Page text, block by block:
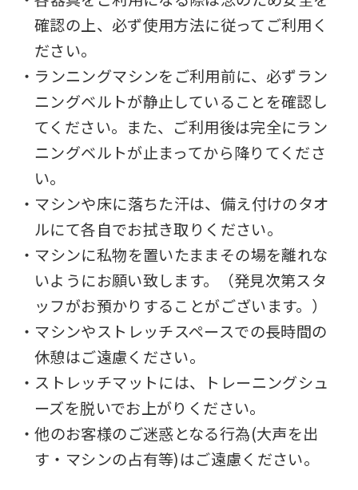
確認の上、必ず使用方法に従ってご利用く
ださい。
・ランニングマシンをご利用前に、必ずラン
ニングベルトが静止していることを確認し
てください。また、ご利用後は完全にラン
ニングベルトが止まってから降りてくださ
い。
・マシンや床に落ちた汗は、備え付けのタオ
ルにて各自でお拭き取りください。
・マシンに私物を置いたままその場を離れな
いようにお願い致します。（発見次第スタ
ッフがお預かりすることがございます。）
・マシンやストレッチスペースでの長時間の
休憩はご遠慮ください。
・ストレッチマットには、トレーニングシュ
ーズを脱いでお上がりください。
・他のお客様のご迷惑となる行為(大声を出
す・マシンの占有等)はご遠慮ください。
using
the
Automatic